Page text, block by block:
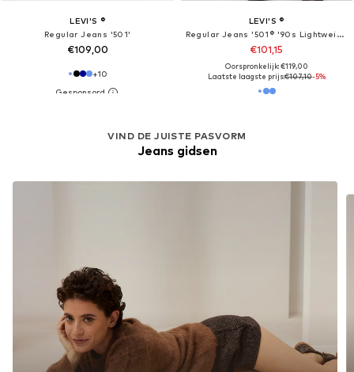
LEVI'S ®
Regular Jeans '501'
€109,00
+10
LEVI'S ®
Regular Jeans '501® '90s Lightweight'
€101,15
Oorspronkelijk: €119,00
Laatste laagste prijs:€107,10-5%
VIND DE JUISTE PASVORM
Jeans gidsen